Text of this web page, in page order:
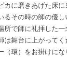
カに磨きあげた床
るその時の師の優
所で師に礼拝した
は舞台に上がって
（環）をお掛けに